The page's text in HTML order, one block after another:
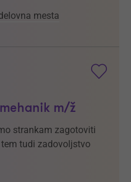
mesta
m/ž
strankam zagotoviti
tudi zadovoljstvo